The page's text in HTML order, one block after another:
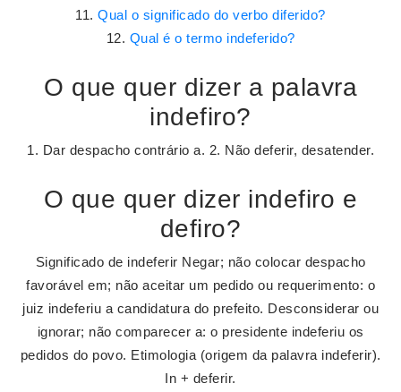
Qual o significado do verbo diferido?
Qual é o termo indeferido?
O que quer dizer a palavra
indefiro?
1. Dar despacho contrário a. 2. Não deferir, desatender.
O que quer dizer indefiro e
defiro?
Significado de indeferir Negar; não colocar despacho
favorável em; não aceitar um pedido ou requerimento: o
juiz indeferiu a candidatura do prefeito. Desconsiderar ou
ignorar; não comparecer a: o presidente indeferiu os
pedidos do povo. Etimologia (origem da palavra indeferir).
In + deferir.